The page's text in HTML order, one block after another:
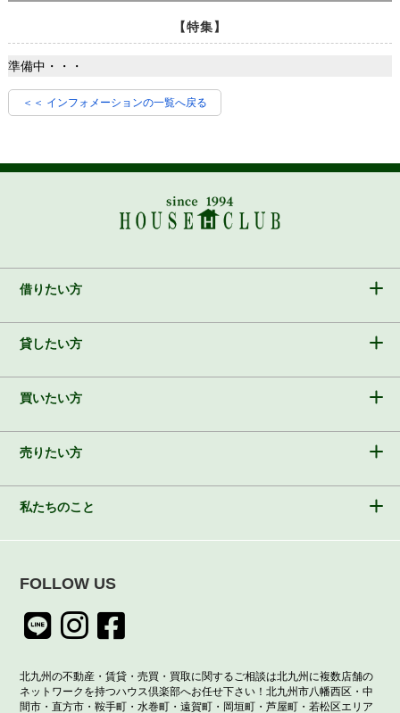
【特集】
準備中・・・
＜＜ インフォメーションの一覧へ戻る
借りたい方
貸したい方
買いたい方
売りたい方
私たちのこと
FOLLOW US
北九州の不動産・賃貸・売買・買取に関するご相談は北九州に複数店舗の
ネットワークを持つハウス倶楽部へお任せ下さい！北九州市八幡西区・中
間市・直方市・鞍手町・水巻町・遠賀町・岡垣町・芦屋町・若松区エリア